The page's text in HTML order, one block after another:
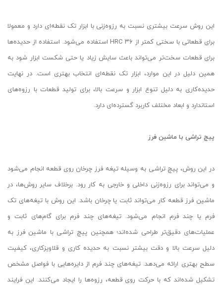
این روش سرعت بیشتری نسبت به رزوه‌زنی با ابزار تک نقطه‌ای دارد و معمولا
برای قطعاتی با سختی کمتر از ۳۶ HRC استفاده می‌شود. استفاده از حدیده‌ها
برای قطعات سخت‌تر می‌تواند باعث سایش زیاد یا حتی شکست ابزار شود به
همین دلیل در این موارد، ابزار تک نقطه‌ای انتخاب بهتری است. در نهایت
حدیده‌کاری به دلیل تنوع ابزار و سرعت بالا، برای تولید قطعات با رزوه‌های
استاندارد و ابعاد مختلف کاربرد گسترده‌ای دارد.
پیچ تراشی با ماشین فرز
در این روش، پیچ تراشی به وسیله تیغه فرز چرخان روی قطعه انجام می‌شود
و می‌تواند برای رزوه‌زنی داخلی و خارجی به کار رود. برخلاف سایر روش‌ها، در
ماشین فرز قطعه کار می‌تواند ثابت یا چرخان باشد. این روش با تیغه‌های تک
فرم یا چند فرم انجام می‌شود. تیغه‌های چند فرم برای گام‌های ثابت و
عملیات‌های دقیق‌تر طراحی شده‌اند؛ همچنین پیچ تراشی با ماشین فرز به
دلیل سرعت بالا و دقت بیشتر نسبت به حدیده کاری و قلاویزکاری، کیفیت
سطح بهتری ارائه می‌دهد. تیغه‌های چند فرم از دایره‌هایی با فواصل مشخص
تشکیل شده‌اند که با حرکت روی قطعه، رزوه‌ها را ایجاد می‌کنند. این فرایند